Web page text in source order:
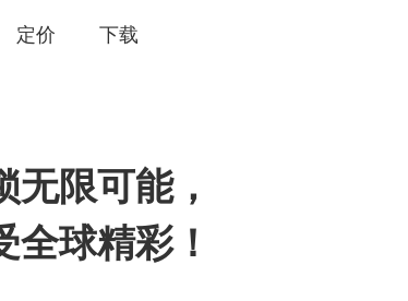
定价 下载
无限可能，
全球精彩！